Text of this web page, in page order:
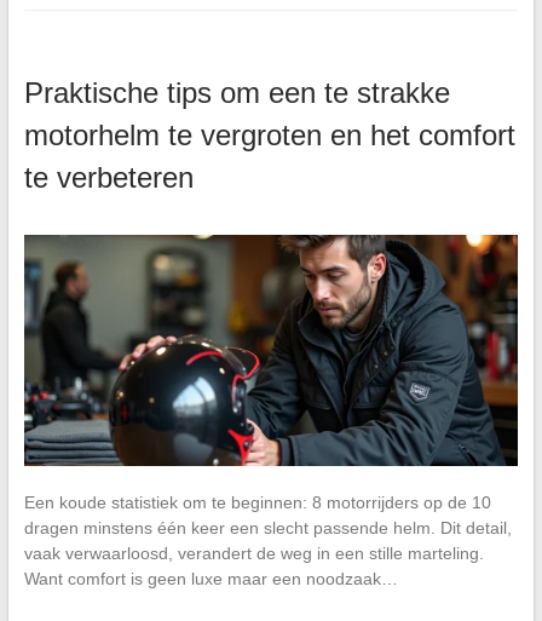
Praktische tips om een te strakke
motorhelm te vergroten en het comfort
te verbeteren
Een koude statistiek om te beginnen: 8 motorrijders op de 10
dragen minstens één keer een slecht passende helm. Dit detail,
vaak verwaarloosd, verandert de weg in een stille marteling.
Want comfort is geen luxe maar een noodzaak…